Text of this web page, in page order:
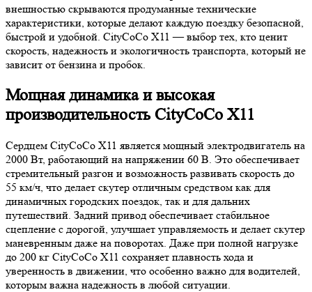
внешностью скрываются продуманные технические
характеристики, которые делают каждую поездку безопасной,
быстрой и удобной. CityCoCo X11 — выбор тех, кто ценит
скорость, надежность и экологичность транспорта, который не
зависит от бензина и пробок.
Мощная динамика и высокая
производительность CityCoCo X11
Сердцем CityCoCo X11 является мощный электродвигатель на
2000 Вт, работающий на напряжении 60 В. Это обеспечивает
стремительный разгон и возможность развивать скорость до
55 км/ч, что делает скутер отличным средством как для
динамичных городских поездок, так и для дальних
путешествий. Задний привод обеспечивает стабильное
сцепление с дорогой, улучшает управляемость и делает скутер
маневренным даже на поворотах. Даже при полной нагрузке
до 200 кг CityCoCo X11 сохраняет плавность хода и
уверенность в движении, что особенно важно для водителей,
которым важна надежность в любой ситуации.